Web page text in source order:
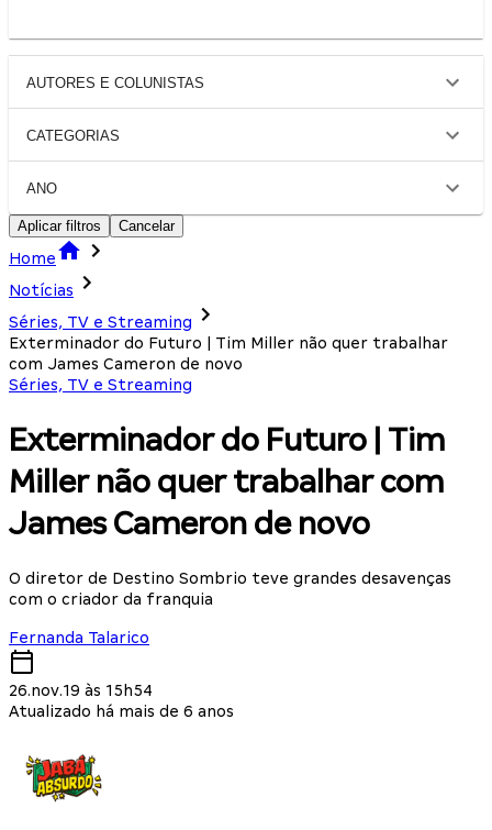
AUTORES E COLUNISTAS
CATEGORIAS
ANO
Aplicar filtros Cancelar
Home
Notícias
Séries, TV e Streaming
Exterminador do Futuro | Tim Miller não quer trabalhar
com James Cameron de novo
Séries, TV e Streaming
Exterminador do Futuro | Tim
Miller não quer trabalhar com
James Cameron de novo
O diretor de Destino Sombrio teve grandes desavenças
com o criador da franquia
Fernanda Talarico
26.nov.19 às 15h54
Atualizado há mais de 6 anos